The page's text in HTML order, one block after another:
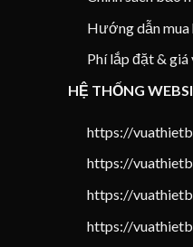
Hướng dẫn mua
Phí lắp đặt &
HỆ THỐNG
https://
https://
https://
https://